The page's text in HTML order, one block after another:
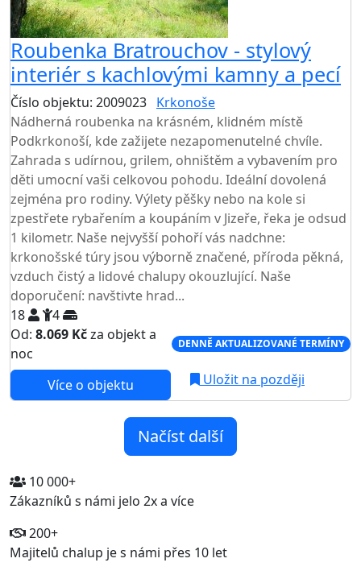
Roubenka Bratrouchov - stylový
interiér s kachlovými kamny a pecí
Číslo objektu: 2009023 Krkonoše
Nádherná roubenka na krásném, klidném místě
Podkrkonoší, kde zažijete nezapomenutelné chvíle.
Zahrada s udírnou, grilem, ohništěm a vybavením pro
děti umocní vaši celkovou pohodu. Ideální dovolená
zejména pro rodiny. Výlety pěšky nebo na kole si
zpestřete rybařením a koupáním v Jizeře, řeka je odsud
1 kilometr. Naše nejvyšší pohoří vás nadchne:
krkonošské túry jsou výborně značené, příroda pěkná,
vzduch čistý a lidové chalupy okouzlující. Naše
doporučení: navštivte hrad...
18
4
Od: 8.069 Kčza objekt a
noc
DENNĚ AKTUALIZOVANÉ TERMÍNY
Více o objektu Uložit na později
Načíst další
10 000+
Zákazníků s námi jelo 2x a více
200+
Majitelů chalup je s námi přes 10 let